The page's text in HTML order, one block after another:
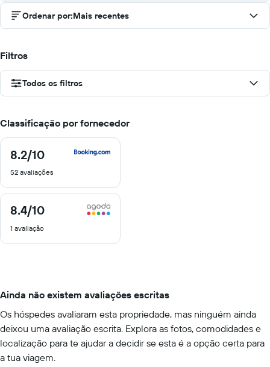
Ordenar por:Mais recentes
Filtros
Todos os filtros
Classificação por fornecedor
8.2/10
8.2
10
52 avaliações
8.4/10
8.4
10
1 avaliação
Ainda não existem avaliações escritas
Os hóspedes avaliaram esta propriedade, mas ninguém ainda
deixou uma avaliação escrita. Explora as fotos, comodidades e
localização para te ajudar a decidir se esta é a opção certa para
a tua viagem.